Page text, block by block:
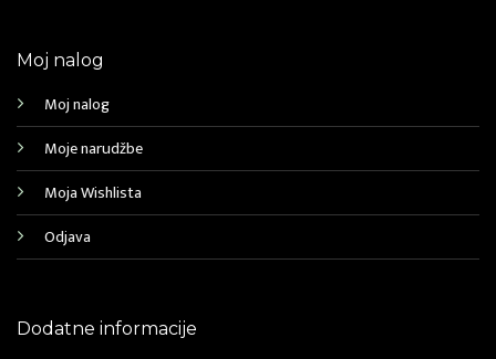
Moj nalog
Moj nalog
Moje narudžbe
Moja Wishlista
Odjava
Dodatne informacije